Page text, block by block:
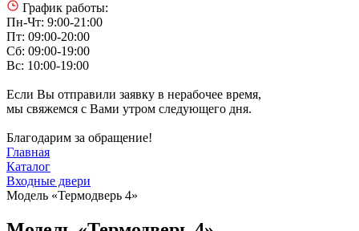
График работы:
Пн-Чт: 9:00-21:00
Пт: 09:00-20:00
Сб: 09:00-19:00
Вс: 10:00-19:00
Если Вы отправили заявку в нерабочее время,
мы свяжемся с Вами утром следующего дня.
Благодарим за обращение!
Главная
Каталог
Входные двери
Модель «Термодверь 4»